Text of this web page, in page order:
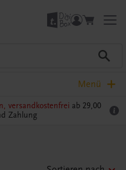
Menü
versandkostenfrei ab 29,00
Zahlung